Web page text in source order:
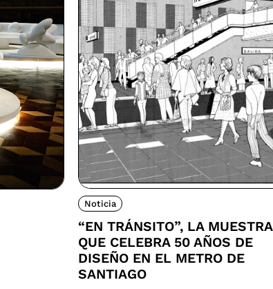
Noticia
“EN TRÁNSITO”, LA MUESTRA
QUE CELEBRA 50 AÑOS DE
DISEÑO EN EL METRO DE
SANTIAGO